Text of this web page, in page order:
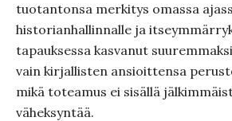
tuotantonsa merkitys omassa
historianhallinnalle ja
tapauksessa kasvanut
vain kirjallisten ansioittensa
mikä toteamus ei sisällä
väheksyntää.